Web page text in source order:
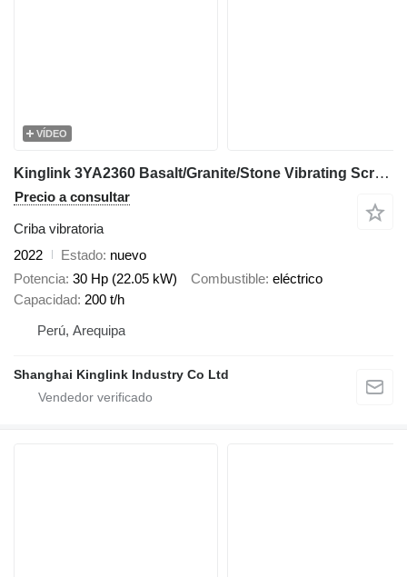
VÍDEO
Kinglink 3YA2360 Basalt/Granite/Stone Vibrating Screen
Precio a consultar
Criba vibratoria
2022
Estado nuevo
Potencia 30 Hp (22.05 kW) Combustible eléctrico
Capacidad 200 t/h
Perú, Arequipa
Shanghai Kinglink Industry Co Ltd